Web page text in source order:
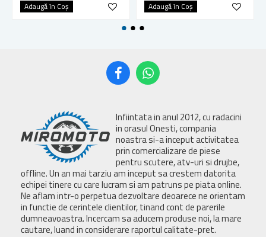
Adaugă în Coş Adaugă în Coş
Infiintata in anul 2012, cu radacini
in orasul Onesti, compania
noastra si-a inceput activitatea
prin comercializare de piese
pentru scutere, atv-uri si drujbe,
offline. Un an mai tarziu am inceput sa crestem datorita
echipei tinere cu care lucram si am patruns pe piata online.
Ne aflam intr-o perpetua dezvoltare deoarece ne orientam
in functie de cerintele clientilor, tinand cont de parerile
dumneavoastra. Incercam sa aducem produse noi, la mare
cautare, luand in considerare raportul calitate-pret.